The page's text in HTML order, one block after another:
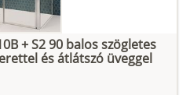
+ S2 90 balos szögletes
és átlátszó üveggel